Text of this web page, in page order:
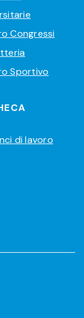
Congressi
Sportivo
di lavoro